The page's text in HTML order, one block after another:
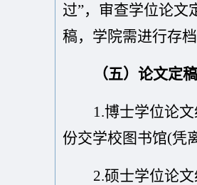
过”，审查学位论文
稿，学院需进行存
（五）论文定
1.博士学位论
份交学校图书馆(凭
2.硕士学位论